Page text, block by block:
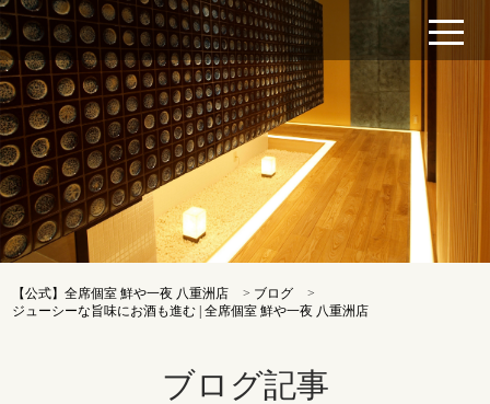
【公式】全席個室 鮮や一夜 八重洲店 > ブログ
>
ジューシーな旨味にお酒も進む | 全席個室 鮮や一夜 八重洲店
ブログ記事